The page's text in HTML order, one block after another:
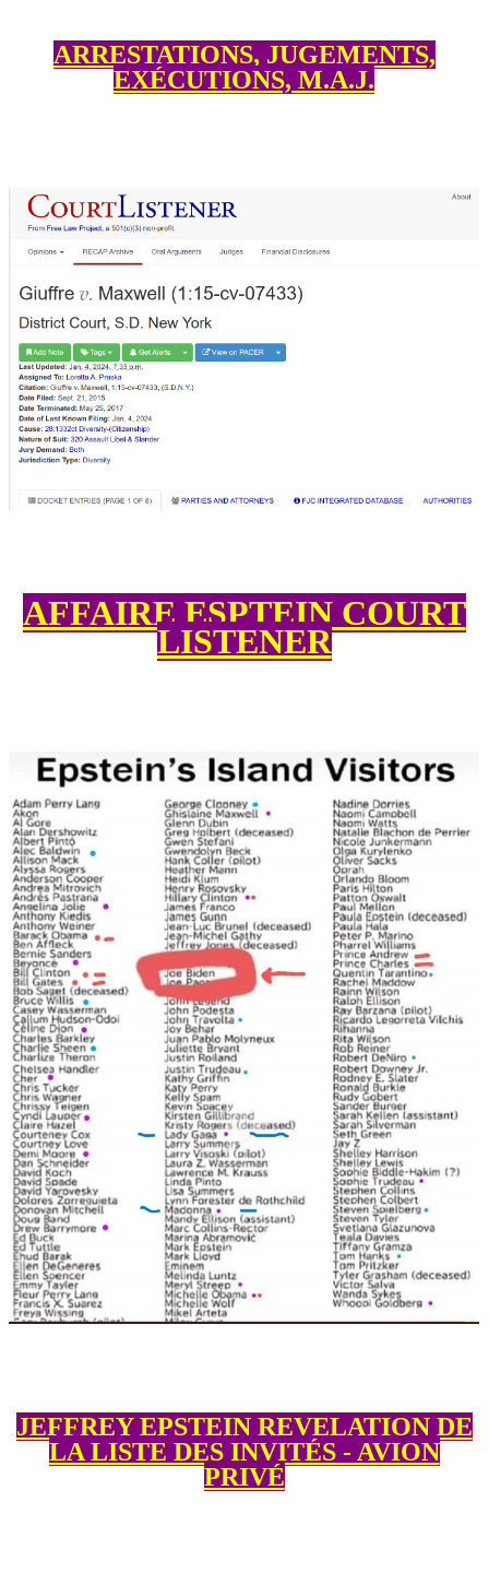
ARRESTATIONS, JUGEMENTS,
EXÉCUTIONS, M.A.J.
AFFAIRE ESPTEIN COURT
LISTENER
JEFFREY EPSTEIN REVELATION DE
LA LISTE DES INVITÉS - AVION
PRIVÉ